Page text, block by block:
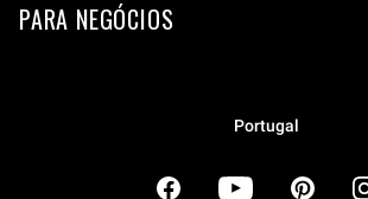
PARA NEGÓCIOS
Portugal